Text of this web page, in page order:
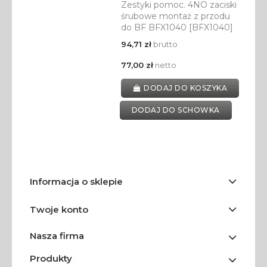
Zestyki pomoc. 4NO zaciski
śrubowe montaż z przodu
do BF BFX1040 [BFX1040]
94,71 złbrutto
77,00 złnetto
DODAJ DO KOSZYKA
DODAJ DO SCHOWKA
Informacja o sklepie
Twoje konto
Nasza firma
Produkty